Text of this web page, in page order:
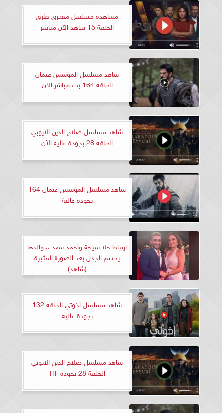
مشاهدة مسلسل مفترق طرق
الحلقة 15 شاهد الآن مباشر
شاهد مسلسل المؤسس عثمان
الحلقة 164 بث مباشر الآن
شاهد مسلسل صلاح الدين الايوبي
الحلقة 28 بجودة عالية الآن
شاهد مسلسل المؤسس عثمان 164
بجودة عالية
ارتباط حلا شيحة وأحمد سعد .. والدها
يحسم الجدل بعد الصورة المثيرة
(شاهد)
شاهد مسلسل اخوتي الحلقة 132
بجودة عالية
شاهد مسلسل صلاح الدين الايوبي
الحلقة 28 بجودة HF